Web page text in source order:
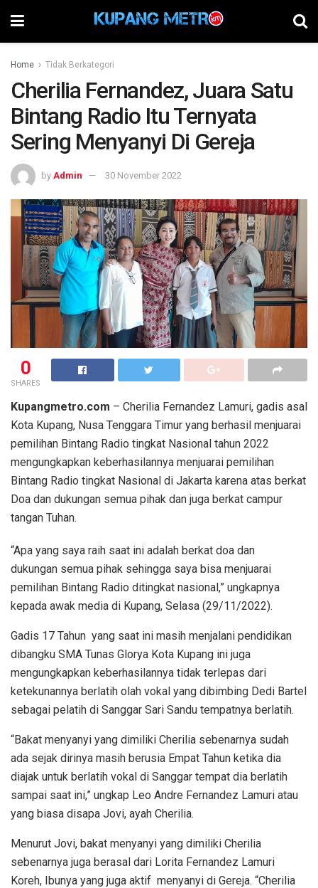
Home Tidak Berkategori
Cherilia Fernandez, Juara Satu
Bintang Radio Itu Ternyata
Sering Menyanyi Di Gereja
by Admin 30 November 2022
0
SHARES
Kupangmetro.com – Cherilia Fernandez Lamuri, gadis asal
Kota Kupang, Nusa Tenggara Timur yang berhasil menjuarai
pemilihan Bintang Radio tingkat Nasional tahun 2022
mengungkapkan keberhasilannya menjuarai pemilihan
Bintang Radio tingkat Nasional di Jakarta karena atas berkat
Doa dan dukungan semua pihak dan juga berkat campur
tangan Tuhan.
“Apa yang saya raih saat ini adalah berkat doa dan
dukungan semua pihak sehingga saya bisa menjuarai
pemilihan Bintang Radio ditingkat nasional,” ungkapnya
kepada awak media di Kupang, Selasa (29/11/2022).
Gadis 17 Tahun yang saat ini masih menjalani pendidikan
dibangku SMA Tunas Glorya Kota Kupang ini juga
mengungkapkan keberhasilannya tidak terlepas dari
ketekunannya berlatih olah vokal yang dibimbing Dedi Bartel
sebagai pelatih di Sanggar Sari Sandu tempatnya berlatih.
“Bakat menyanyi yang dimiliki Cherilia sebenarnya sudah
ada sejak dirinya masih berusia Empat Tahun ketika dia
diajak untuk berlatih vokal di Sanggar tempat dia berlatih
sampai saat ini,” ungkap Leo Andre Fernandez Lamuri atau
yang biasa disapa Jovi, ayah Cherilia.
Menurut Jovi, bakat menyanyi yang dimiliki Cherilia
sebenarnya juga berasal dari Lorita Fernandez Lamuri
Koreh, Ibunya yang juga aktif menyanyi di Gereja. “Cherilia